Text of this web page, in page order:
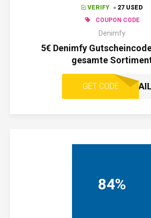
VERIFY
27 USED
COUPON CODE
Denimfy
5€ Denimfy
gesamte
GET CODE
KOMMT PER E-
84%